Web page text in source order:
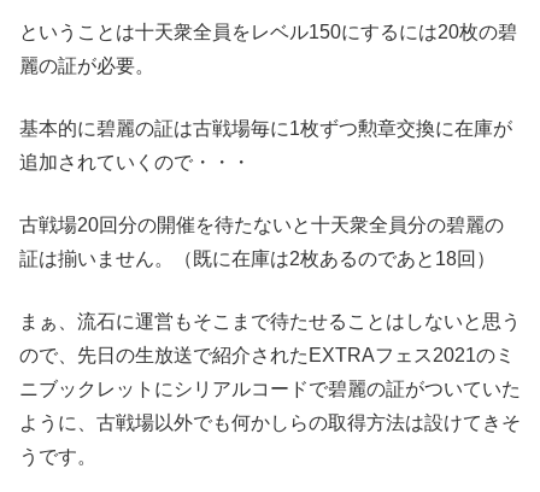
ということは十天衆全員をレベル150にするには20枚の碧
麗の証が必要。
基本的に碧麗の証は古戦場毎に1枚ずつ勲章交換に在庫が
追加されていくので・・・
古戦場20回分の開催を待たないと十天衆全員分の碧麗の
証は揃いません。（既に在庫は2枚あるのであと18回）
まぁ、流石に運営もそこまで待たせることはしないと思う
ので、先日の生放送で紹介されたEXTRAフェス2021のミ
ニブックレットにシリアルコードで碧麗の証がついていた
ように、古戦場以外でも何かしらの取得方法は設けてきそ
うです。